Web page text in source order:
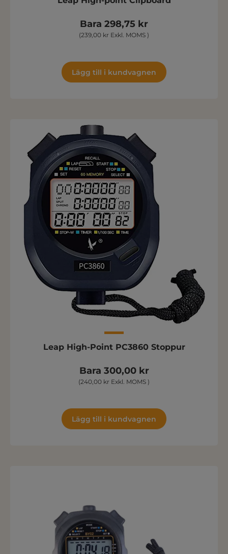
Bara 298,75 kr
(239,00 kr Exkl. MOMS )
Lägg till i kundvagnen
Leap High-Point PC3860 Stoppur
Bara 300,00 kr
(240,00 kr Exkl. MOMS )
Lägg till i kundvagnen